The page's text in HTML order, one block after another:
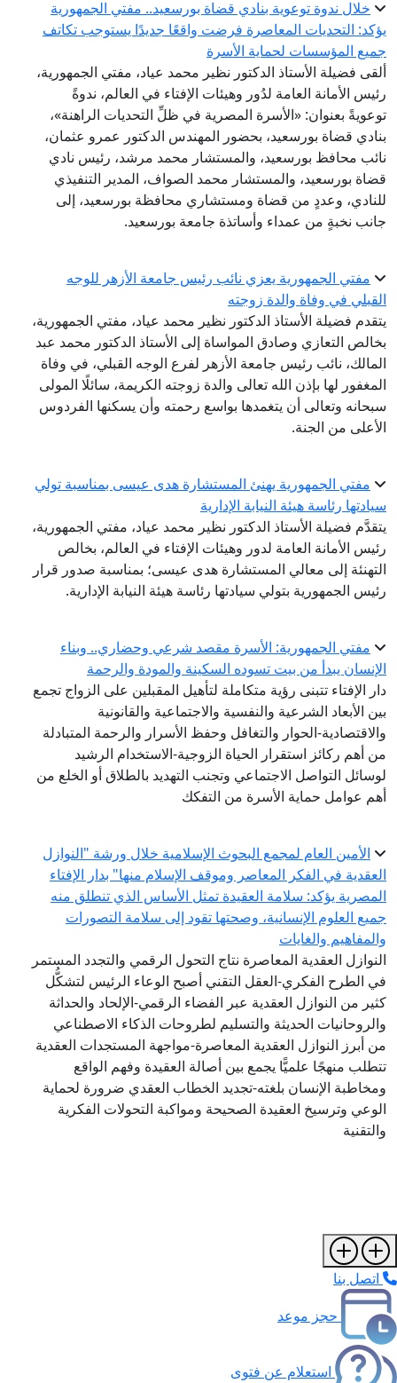
خلال ندوة توعوية بنادي قضاة بورسعيد.. مفتي الجمهورية
يؤكد: التحديات المعاصرة فرضت واقعًا جديدًا يستوجب تكاتف
جميع المؤسسات لحماية الأسرة
ألقى فضيلة الأستاذ الدكتور نظير محمد عياد، مفتي الجمهورية،
رئيس الأمانة العامة لدُور وهيئات الإفتاء في العالم، ندوةً
توعويةً بعنوان: «الأسرة المصرية في ظلِّ التحديات الراهنة»،
بنادي قضاة بورسعيد، بحضور المهندس الدكتور عمرو عثمان،
نائب محافظ بورسعيد، والمستشار محمد مرشد، رئيس نادي
قضاة بورسعيد، والمستشار محمد الصواف، المدير التنفيذي
للنادي، وعددٍ من قضاة ومستشاري محافظة بورسعيد، إلى
جانب نخبةٍ من عمداء وأساتذة جامعة بورسعيد.
مفتي الجمهورية يعزي نائب رئيس جامعة الأزهر للوجه
القبلي في وفاة والدة زوجته
يتقدم فضيلة الأستاذ الدكتور نظير محمد عياد، مفتي الجمهورية،
بخالص التعازي وصادق المواساة إلى الأستاذ الدكتور محمد عبد
المالك، نائب رئيس جامعة الأزهر لفرع الوجه القبلي، في وفاة
المغفور لها بإذن الله تعالى والدة زوجته الكريمة، سائلًا المولى
سبحانه وتعالى أن يتغمدها بواسع رحمته وأن يسكنها الفردوس
الأعلى من الجنة.
مفتي الجمهورية يهنئ المستشارة هدى عيسى بمناسبة تولي
سيادتها رئاسة هيئة النيابة الإدارية
يتقدَّم فضيلة الأستاذ الدكتور نظير محمد عياد، مفتي الجمهورية،
رئيس الأمانة العامة لدور وهيئات الإفتاء في العالم، بخالص
التهنئة إلى معالي المستشارة هدى عيسى؛ بمناسبة صدور قرار
رئيس الجمهورية بتولي سيادتها رئاسة هيئة النيابة الإدارية.
مفتي الجمهورية: الأسرة مقصد شرعي وحضاري.. وبناء
الإنسان يبدأ من بيت تسوده السكينة والمودة والرحمة
دار الإفتاء تتبنى رؤية متكاملة لتأهيل المقبلين على الزواج تجمع
بين الأبعاد الشرعية والنفسية والاجتماعية والقانونية
والاقتصادية-الحوار والتغافل وحفظ الأسرار والرحمة المتبادلة
من أهم ركائز استقرار الحياة الزوجية-الاستخدام الرشيد
لوسائل التواصل الاجتماعي وتجنب التهديد بالطلاق أو الخلع من
أهم عوامل حماية الأسرة من التفكك
الأمين العام لمجمع البحوث الإسلامية خلال ورشة "النوازل
العقدية في الفكر المعاصر وموقف الإسلام منها" بدار الإفتاء
المصرية يؤكد: سلامة العقيدة تمثل الأساس الذي تنطلق منه
جميع العلوم الإنسانية، وصحتها تقود إلى سلامة التصورات
والمفاهيم والغايات
النوازل العقدية المعاصرة نتاج التحول الرقمي والتجدد المستمر
في الطرح الفكري-العقل التقني أصبح الوعاء الرئيس لتشكُّل
كثير من النوازل العقدية عبر الفضاء الرقمي-الإلحاد والحداثة
والروحانيات الحديثة والتسليم لطروحات الذكاء الاصطناعي
من أبرز النوازل العقدية المعاصرة-مواجهة المستجدات العقدية
تتطلب منهجًا علميًّا يجمع بين أصالة العقيدة وفهم الواقع
ومخاطبة الإنسان بلغته-تجديد الخطاب العقدي ضرورة لحماية
الوعي وترسيخ العقيدة الصحيحة ومواكبة التحولات الفكرية
والتقنية
اتصل بنا
حجز موعد
استعلام عن فتوى